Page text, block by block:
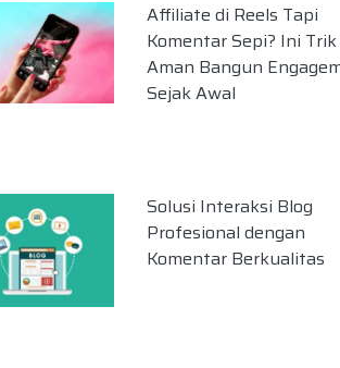
Affiliate di Reels Tapi
Komentar Sepi? Ini Trik
Aman Bangun
Sejak Awal
Solusi Interaksi Blog
Profesional dengan
Komentar Berkualitas